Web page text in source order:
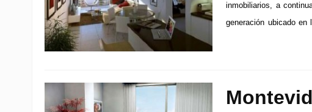
inmobiliarios, a
generación ubicado